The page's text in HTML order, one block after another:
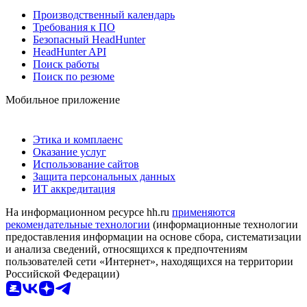
Производственный календарь
Требования к ПО
Безопасный HeadHunter
HeadHunter API
Поиск работы
Поиск по резюме
Мобильное приложение
Этика и комплаенс
Оказание услуг
Использование сайтов
Защита персональных данных
ИТ аккредитация
На информационном ресурсе hh.ru применяются
рекомендательные технологии (информационные технологии
предоставления информации на основе сбора, систематизации
и анализа сведений, относящихся к предпочтениям
пользователей сети «Интернет», находящихся на территории
Российской Федерации)